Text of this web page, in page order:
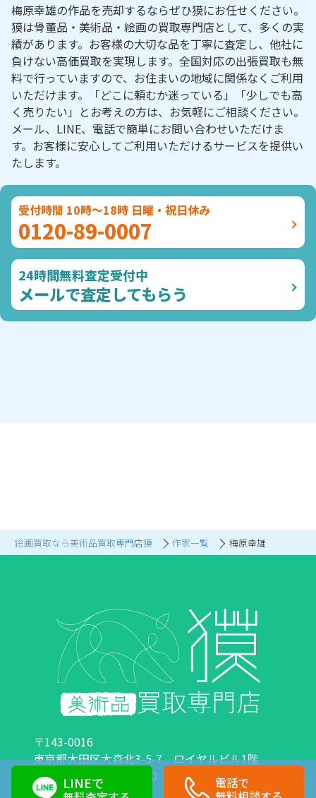
LINEで 電話で
絵画買取なら美術品買取専門店獏 作家一覧 梅原幸雄
梅原幸雄の作品を売却するならぜひ獏にお任せください。
獏は骨董品・美術品・絵画の買取専門店として、多くの実
績があります。お客様の大切な品を丁寧に査定し、他社に
負けない高価買取を実現します。全国対応の出張買取も無
料で行っていますので、お住まいの地域に関係なくご利用
いただけます。「どこに頼むか迷っている」「少しでも高
く売りたい」とお考えの方は、お気軽にご相談ください。
メール、LINE、電話で簡単にお問い合わせいただけま
す。お客様に安心してご利用いただけるサービスを提供い
たします。
受付時間 10時～18時 日曜・祝日休み
0120-89-0007
24時間無料査定受付中
メールで査定してもらう
〒143-0016
東京都大田区大森北3-5-7 ロイヤルビル1階
営業時間：10:00～18:00 定休日：日曜日・祝日
0120-89-0007 03-6423-1033